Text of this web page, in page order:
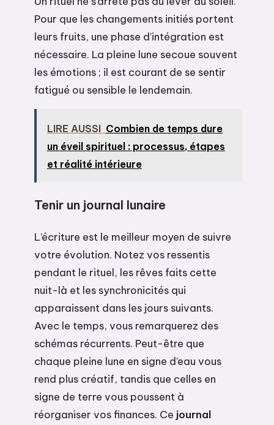
Pour que les changements initiés portent
leurs fruits, une phase d’intégration est
nécessaire. La pleine lune secoue souvent
les émotions ; il est courant de se sentir
fatigué ou sensible le lendemain.
LIRE AUSSI Combien de temps dure
un éveil spirituel : processus, étapes
et réalité intérieure
Tenir un journal lunaire
L’écriture est le meilleur moyen de suivre
votre évolution. Notez vos ressentis
pendant le rituel, les rêves faits cette
nuit-là et les synchronicités qui
apparaissent dans les jours suivants.
Avec le temps, vous remarquerez des
schémas récurrents. Peut-être que
chaque pleine lune en signe d’eau vous
rend plus créatif, tandis que celles en
signe de terre vous poussent à
réorganiser vos finances. Ce journal